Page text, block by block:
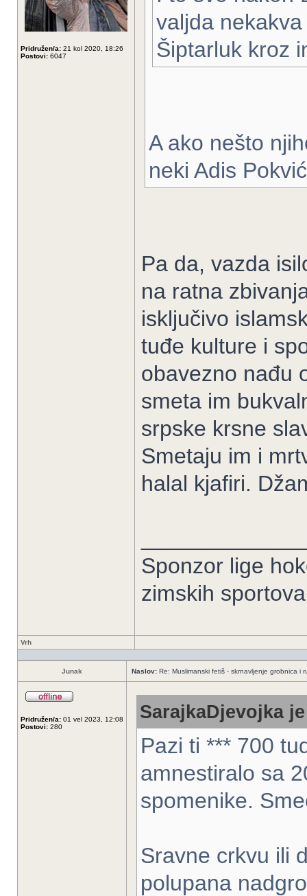
Pridružen/a: 21 kol 2020, 18:26
Postovi: 6047
valjda
Šiptarluk kroz
A ako nešto
neki Adis
Pa da, vazda
na ratna
isključivo
tuđe kulture i
obavezno nađu
smeta im
srpske krsne
Smetaju im i
halal kjafiri.
Sponzor lige
zimskih
Vrh
Junak Naslov: Re: Muslimanski fetiš - skrnavljenje grobnica i
Pridružen/a: 01 vel 2023, 12:08
Postovi: 280
SarajkaDjevojka
Pazi ti *** 700
amnestiralo sa
spomenike.
Sravne crkvu ili
polupana